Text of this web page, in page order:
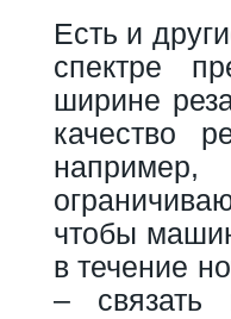
Есть и
спектре
ширине
качество
чтобы
в течение
– связать